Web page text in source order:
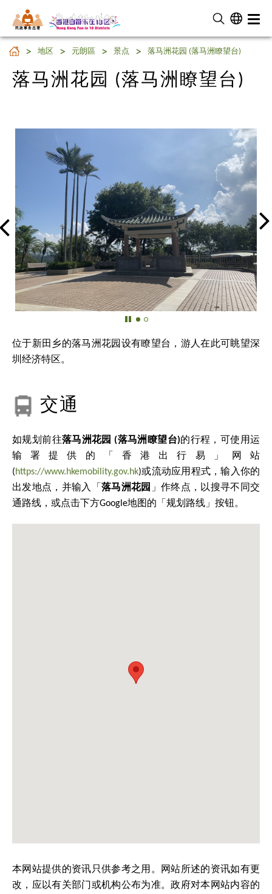
民 政 事 务 总 署
落马洲花园 (落马洲瞭望台)
地区 元朗區 景点 落马洲花园 (落马洲瞭望台)
落马洲花园 (落马洲瞭望台)
位于新田乡的落马洲花园设有瞭望台，游人在此可眺望深
圳经济特区。
交通
如规划前往落马洲花园 (落马洲瞭望台)的行程，可使用运
输署提供的「香港出行易」网站
(https://www.hkemobility.gov.hk)或流动应用程式，输入你的
出发地点，并输入「 落马洲花园 」作终点，以搜寻不同交
通路线，或点击下方Google地图的「规划路线」按钮。
本网站提供的资讯只供参考之用。网站所述的资讯如有更
改，应以有关部门或机构公布为准。政府对本网站内容的